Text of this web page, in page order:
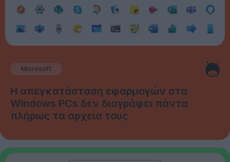
Microsoft
Η απεγκατάσταση εφαρμογών στα
Windows PCs δεν διαγράφει πάντα
πλήρως τα αρχεία τους